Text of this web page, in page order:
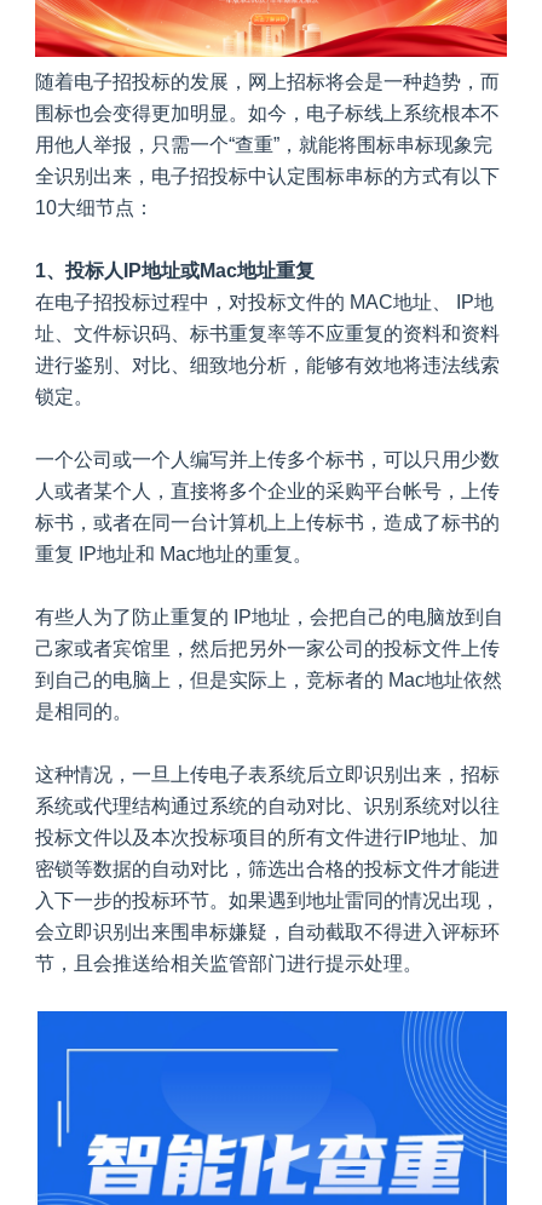
随着电子招投标的发展，网上招标将会是一种趋势，而
围标也会变得更加明显。如今，电子标线上系统根本不
用他人举报，只需一个“查重”，就能将围标串标现象完
全识别出来， 电子招投标中认定围标串标的方式有以下
10大细节点：
1、投标人IP地址或Mac地址重复
在电子招投标过程中，对投标文件的 MAC地址、 IP地
址、文件标识码、标书重复率等不应重复的资料和资料
进行鉴别、对比、细致地分析，能够有效地将违法线索
锁定。
一个公司或一个人编写并上传多个标书，可以只用少数
人或者某个人，直接将多个企业的采购平台帐号，上传
标书，或者在同一台计算机上上传标书，造成了标书的
重复 IP地址和 Mac地址的重复。
有些人为了防止重复的 IP地址，会把自己的电脑放到自
己家或者宾馆里，然后把另外一家公司的投标文件上传
到自己的电脑上，但是实际上，竞标者的 Mac地址依然
是相同的。
这种情况，一旦上传电子表系统后立即识别出来，招标
系统或代理结构通过系统的自动对比、识别系统对以往
投标文件以及本次投标项目的所有文件进行IP地址、加
密锁等数据的自动对比，筛选出合格的投标文件才能进
入下一步的投标环节。如果遇到地址雷同的情况出现，
会立即识别出来围串标嫌疑，自动截取不得进入评标环
节，且会推送给相关监管部门进行提示处理。